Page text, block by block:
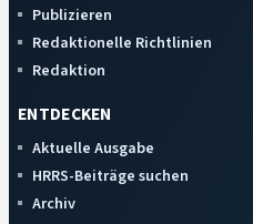
Publizieren
Redaktionelle Richtlinien
Redaktion
ENTDECKEN
Aktuelle Ausgabe
HRRS-Beiträge suchen
Archiv